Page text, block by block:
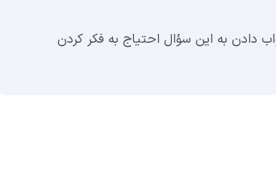
دادن به این سؤال احتیاج به فکر کردن